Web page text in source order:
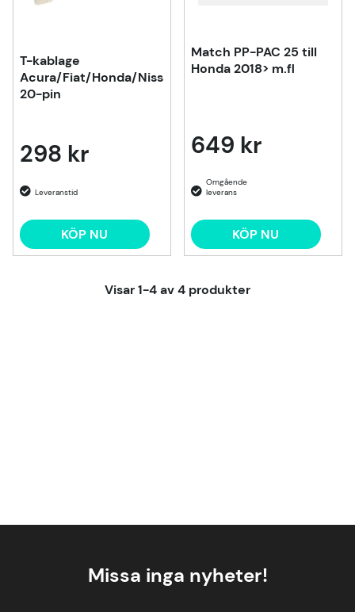
T-kablage
Acura/Fiat/Honda/Nissan/Opel/Suzuki,
20-pin
298 kr
KÖP NU
Match PP-PAC 25 till
Honda 2018> m.fl
649 kr
KÖP NU
Visar1-4av4 produkter
Missa inga nyheter!